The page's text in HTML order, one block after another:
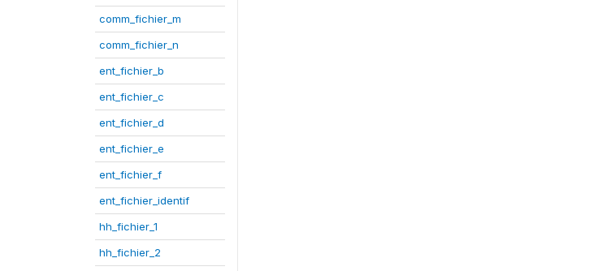
comm_fichier_m
comm_fichier_n
ent_fichier_b
ent_fichier_c
ent_fichier_d
ent_fichier_e
ent_fichier_f
ent_fichier_identif
hh_fichier_1
hh_fichier_2